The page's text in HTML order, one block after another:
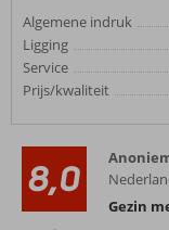
Algemene indruk
Ligging
Service
Prijs/kwaliteit
8,0
Gezin